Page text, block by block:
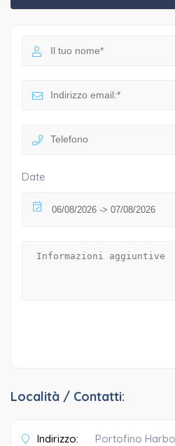
Date
Località / Contatti:
Indirizzo:
Portofino